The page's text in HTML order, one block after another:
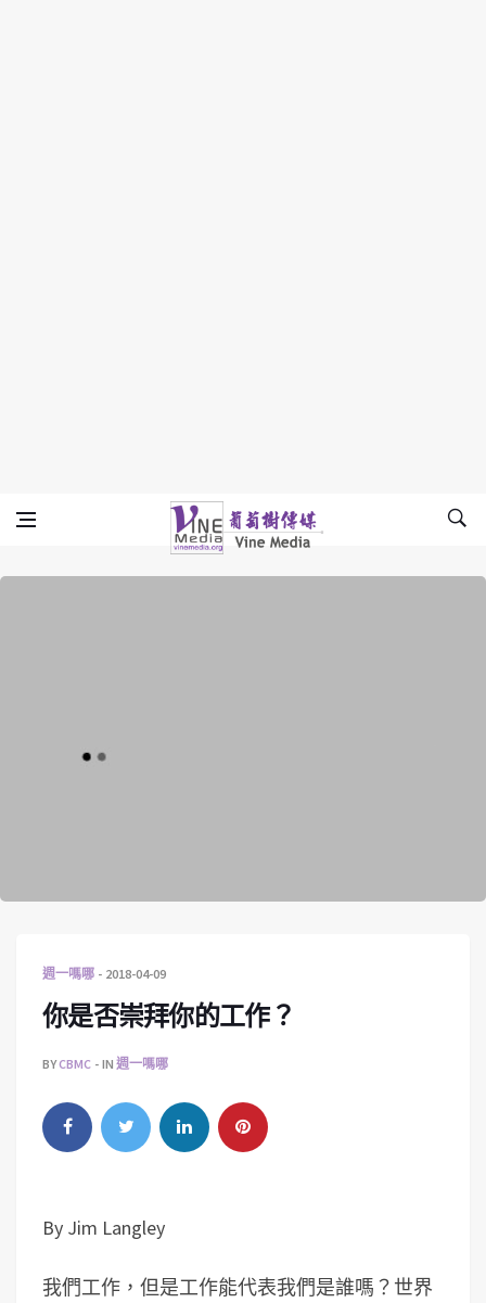
Vine Media
葡萄樹傳媒
週一嗎哪 2018-04-09
你是否崇拜你的工作？
BYCBMC IN 週一嗎哪
By Jim Langley
我們工作，但是工作能代表我們是誰嗎？世界